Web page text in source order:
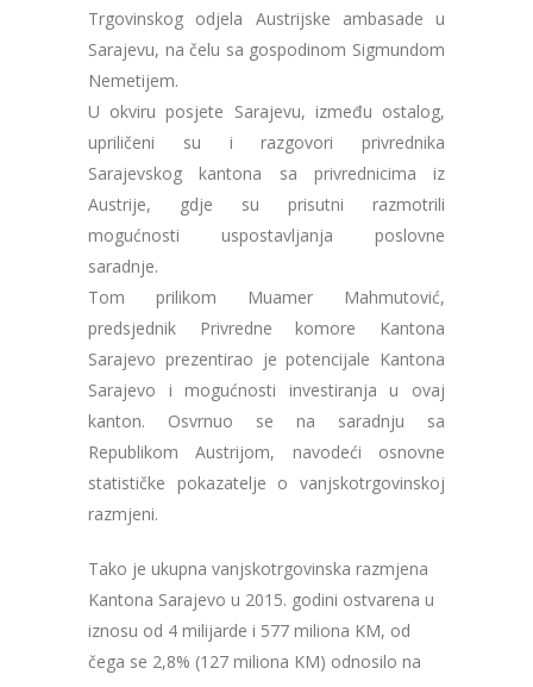
Trgovinskog odjela Austrijske ambasade u
Sarajevu, na čelu sa gospodinom Sigmundom
Nemetijem.
U okviru posjete Sarajevu, između ostalog,
upriličeni su i razgovori privrednika
Sarajevskog kantona sa privrednicima iz
Austrije, gdje su prisutni razmotrili
mogućnosti uspostavljanja poslovne
saradnje.
Tom prilikom Muamer Mahmutović,
predsjednik Privredne komore Kantona
Sarajevo prezentirao je potencijale Kantona
Sarajevo i mogućnosti investiranja u ovaj
kanton. Osvrnuo se na saradnju sa
Republikom Austrijom, navodeći osnovne
statističke pokazatelje o vanjskotrgovinskoj
razmjeni.
Tako je ukupna vanjskotrgovinska razmjena
Kantona Sarajevo u 2015. godini ostvarena u
iznosu od 4 milijarde i 577 miliona KM, od
čega se 2,8% (127 miliona KM) odnosilo na